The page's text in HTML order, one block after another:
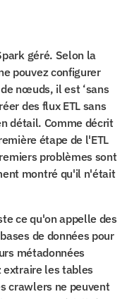
géré. Selon la
pouvez configurer
nœuds, il est ‘sans
des flux ETL sans
détail. Comme décrit
étape de l'ETL
problèmes sont
montré qu'il n'était
ce qu'on appelle des
de données pour
métadonnées
extraire les tables
crawlers ne peuvent